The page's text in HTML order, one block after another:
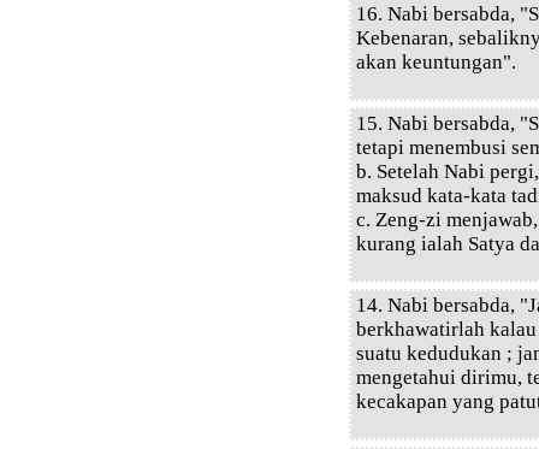
16. Nabi bersabda,
Kebenaran,
akan keuntungan".
15. Nabi bersabda,
tetapi menembusi
b. Setelah Nabi
maksud kata-kata
c. Zeng-zi
kurang ialah Satya
14. Nabi bersabda,
berkhawatirlah
suatu kedudukan ;
mengetahui dirimu,
kecakapan yang